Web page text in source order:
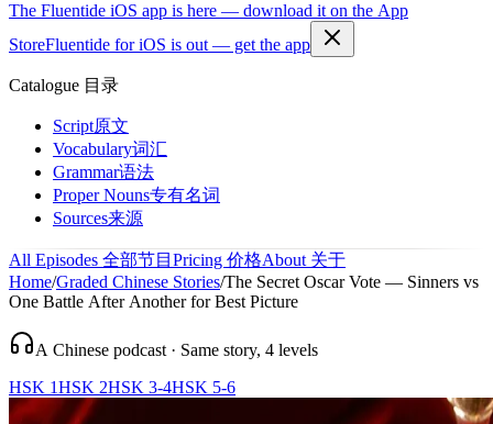
The Fluentide iOS app is here — download it on the App
StoreFluentide for iOS is out — get the app
Catalogue 目录
Script原文
Vocabulary词汇
Grammar语法
Proper Nouns专有名词
Sources来源
All Episodes 全部节目 Pricing 价格About 关于
Home/Graded Chinese Stories/The Secret Oscar Vote — Sinners vs
One Battle After Another for Best Picture
A Chinese podcast · Same story, 4 levels
HSK 1HSK 2HSK 3-4HSK 5-6